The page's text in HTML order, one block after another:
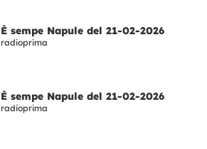
È sempe Napule del 21-02-2026
radioprima
È sempe Napule del 21-02-2026
radioprima